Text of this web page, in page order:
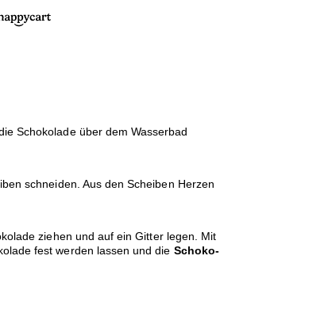
Schokolade über dem Wasserbad
schneiden. Aus den Scheiben Herzen
ziehen und auf ein Gitter legen. Mit
fest werden lassen und die Schoko-